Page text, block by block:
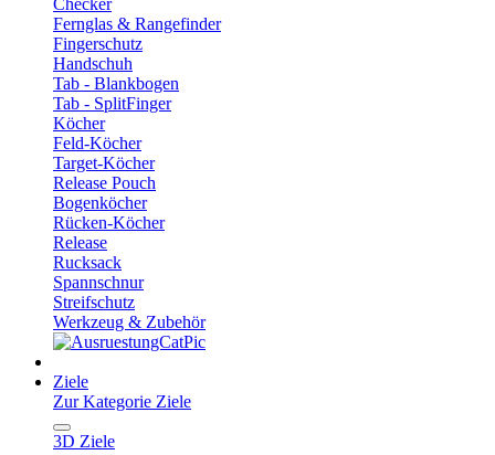
Checker
Fernglas & Rangefinder
Fingerschutz
Handschuh
Tab - Blankbogen
Tab - SplitFinger
Köcher
Feld-Köcher
Target-Köcher
Release Pouch
Bogenköcher
Rücken-Köcher
Release
Rucksack
Spannschnur
Streifschutz
Werkzeug & Zubehör
Ziele
Zur Kategorie Ziele
3D Ziele